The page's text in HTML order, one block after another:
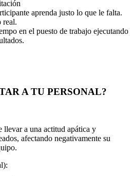
aprenda justo lo que le falta.
real.
en el puesto de trabajo ejecutando
A TU PERSONAL?
a una actitud apática y
afectando negativamente su